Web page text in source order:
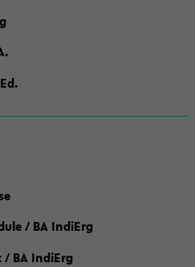
/ BA IndiErg
/ BA IndiErg